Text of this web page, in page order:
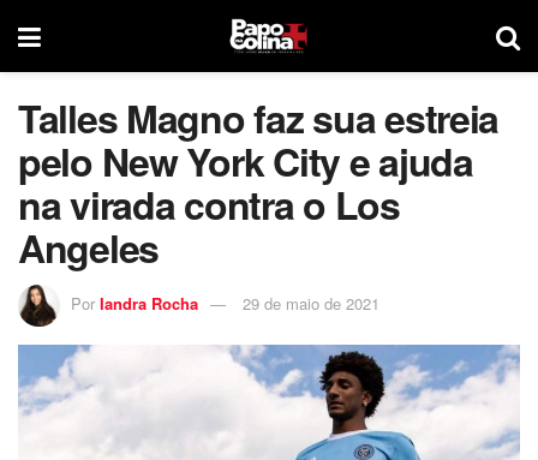
Talles Magno faz sua estreia
pelo New York City e ajuda
na virada contra o Los
Angeles
Por Iandra Rocha 29 de maio de 2021